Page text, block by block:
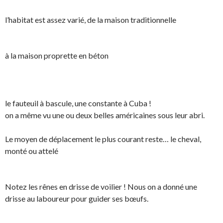
l’habitat est assez varié, de la maison traditionnelle
à la maison proprette en béton
le fauteuil à bascule, une constante à Cuba !
on a même vu une ou deux belles américaines sous leur abri.
Le moyen de déplacement le plus courant reste… le cheval,
monté ou attelé
Notez les rênes en drisse de voilier ! Nous on a donné une
drisse au laboureur pour guider ses bœufs.